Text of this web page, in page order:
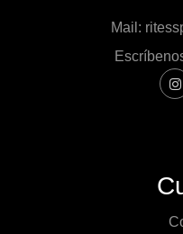
Mail: